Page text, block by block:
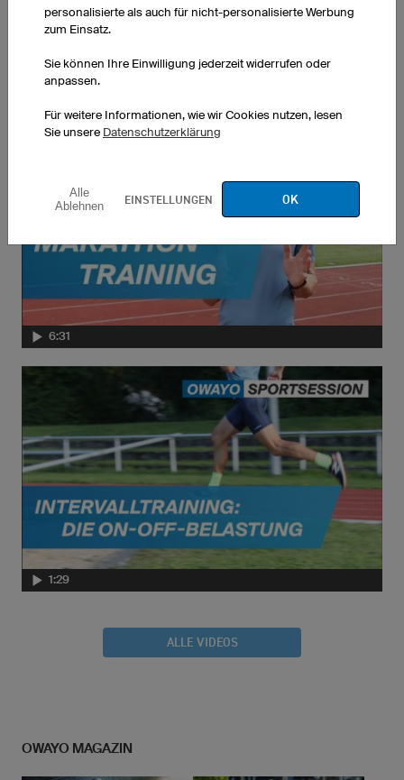
OWAYO SPORTSESSIONS
6:31
1:29
ALLE VIDEOS
OWAYO MAGAZIN
personalisierte als auch für nicht-personalisierte Werbung
zum Einsatz.
Sie können Ihre Einwilligung jederzeit widerrufen oder
anpassen.
Für weitere Informationen, wie wir Cookies nutzen, lesen
Sie unsere Datenschutzerklärung
Alle
Ablehnen
EINSTELLUNGEN OK